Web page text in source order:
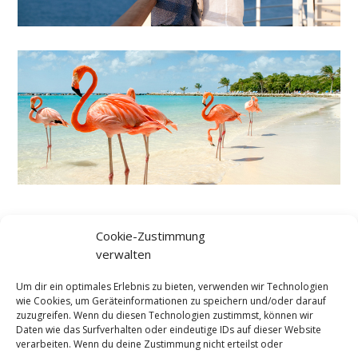
Cookie-Zustimmung
verwalten
Um dir ein optimales Erlebnis zu bieten, verwenden wir Technologien
wie Cookies, um Geräteinformationen zu speichern und/oder darauf
zuzugreifen. Wenn du diesen Technologien zustimmst, können wir
Daten wie das Surfverhalten oder eindeutige IDs auf dieser Website
verarbeiten. Wenn du deine Zustimmung nicht erteilst oder
Es gelten die aktuellen AIDA Reisebedingungen und
Informationen auf www.aida.de/agb